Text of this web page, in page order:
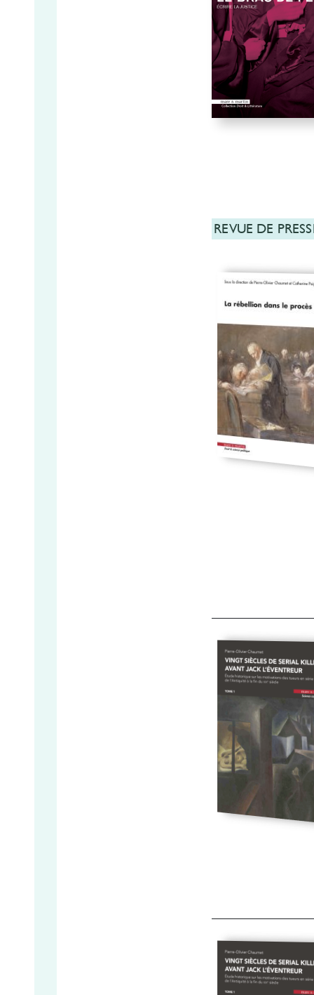
REVUE DE